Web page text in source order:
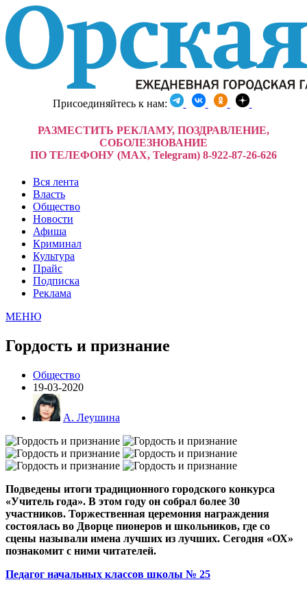
Присоединяйтесь к нам:
РАЗМЕСТИТЬ РЕКЛАМУ, ПОЗДРАВЛЕНИЕ,
СОБОЛЕЗНОВАНИЕ
ПО ТЕЛЕФОНУ (MAX, Telegram) 8-922-87-26-626
Вся лента
Власть
Общество
Новости
Афиша
Криминал
Культура
Прайс
Подписка
Реклама
МЕНЮ
Гордость и признание
Общество
19-03-2020
А. Леушина
Подведены итоги традиционного городского конкурса
«Учитель года». В этом году он собрал более 30
участников. Торжественная церемония награждения
состоялась во Дворце пионеров и школьников, где со
сцены называли имена лучших из лучших. Сегодня «ОХ»
познакомит с ними читателей.
Педагог начальных классов школы № 25